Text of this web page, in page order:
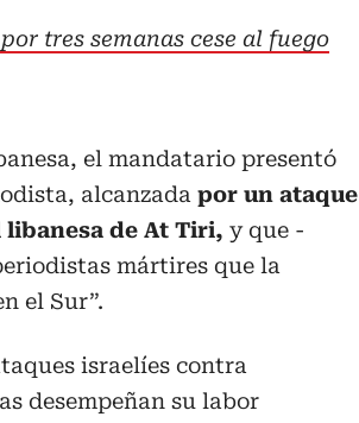
tres semanas cese al fuego
el mandatario presentó
alcanzada por un ataque
de At Tiri, y que -
mártires que la
el Sur”.
israelíes contra
desempeñan su labor